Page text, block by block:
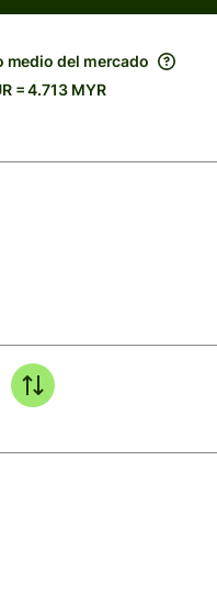
medio del mercado
= 4.713 MYR